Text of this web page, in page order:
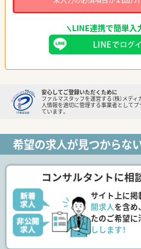
LINE連携で簡単入
安心してご登録いただくために
ファルマスタッフを運営する（株）メデ
人情報を適切に管理する事業者として
ています。
希望の求人が見つからな
コンサルタントに相
サイト上に
開求人を含め
たのご希望に
しします！